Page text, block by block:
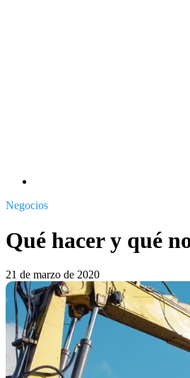
Negocios
Qué hacer y qué
21 de marzo de 2020